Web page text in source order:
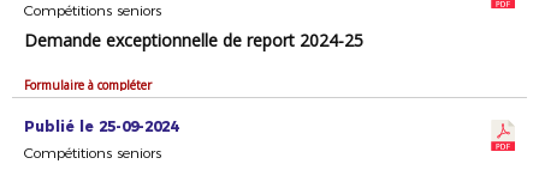
Compétitions seniors
Demande exceptionnelle de report 2024-25
Formulaire à compléter
Publié le 25-09-2024
Compétitions seniors